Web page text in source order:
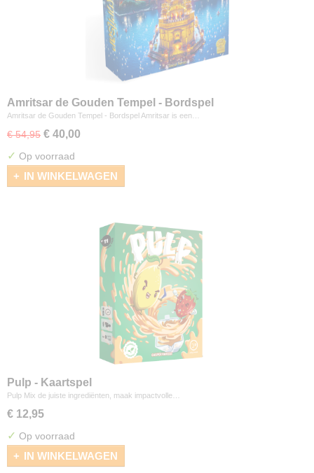
Amritsar de Gouden Tempel - Bordspel
Amritsar de Gouden Tempel - Bordspel Amritsar is een…
€ 54,95 € 40,00
✓ Op voorraad
IN WINKELWAGEN
Pulp - Kaartspel
Pulp Mix de juiste ingrediënten, maak impactvolle…
€ 12,95
✓ Op voorraad
IN WINKELWAGEN